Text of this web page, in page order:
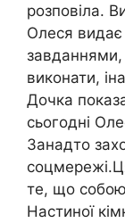
розповіла.
Олеся видає
завданнями,
виконати,
Дочка
сьогодні
Занадто
те, що
Настиної